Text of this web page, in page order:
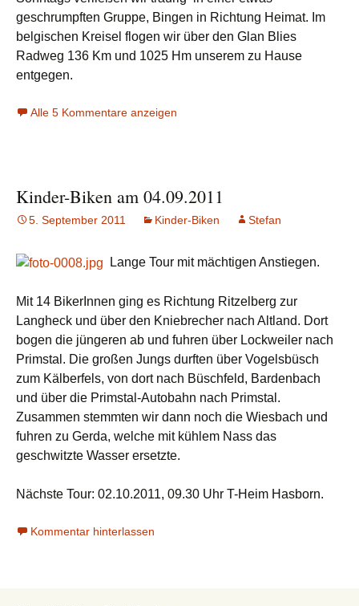
geschrumpften Gruppe, Bingen in Richtung Heimat. Im
belgischen Kreisel flogen wir über den Glan Blies
Radweg 136 Km und 1025 Hm unserem zu Hause
entgegen.
Alle 5 Kommentare anzeigen
Kinder-Biken am 04.09.2011
5. September 2011 Kinder-Biken Stefan
Lange Tour mit mächtigen Anstiegen.
Mit 14 BikerInnen ging es Richtung Ritzelberg zur
Langheck und über den Kniebrecher nach Altland. Dort
bogen die jüngeren ab und fuhren über Lockweiler nach
Primstal. Die großen Jungs durften über Vogelsbüsch
zum Kälberfels, von dort nach Büschfeld, Bardenbach
und über die Primstal-Autobahn nach Primstal.
Zusammen stemmten wir dann noch die Wiesbach und
fuhren zu Gerda, welche mit kühlem Nass das
geschwitzte Wasser ersetzte.
Nächste Tour: 02.10.2011, 09.30 Uhr T-Heim Hasborn.
Kommentar hinterlassen